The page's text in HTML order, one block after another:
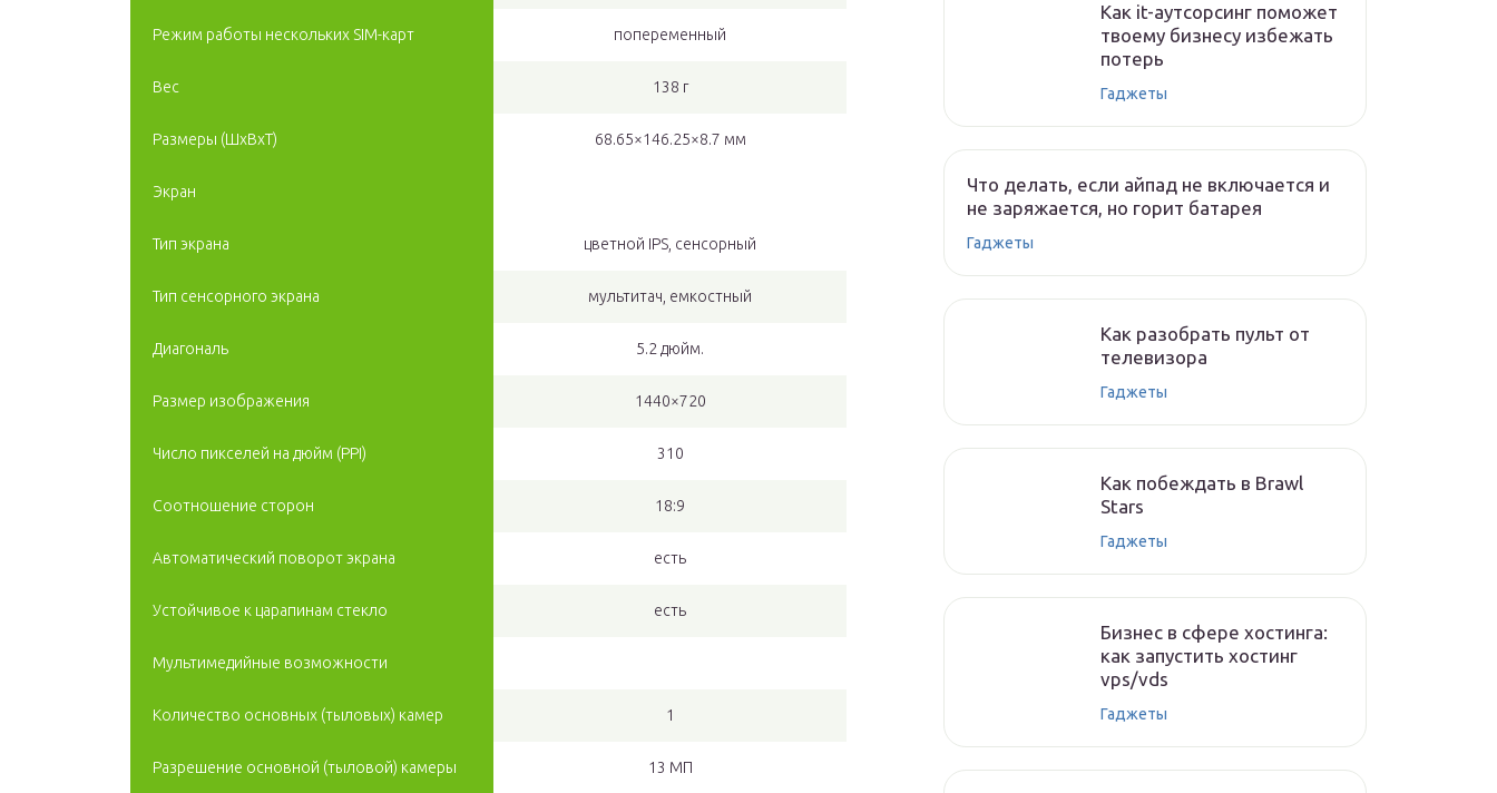
Режим работы нескольких SIM-карт попеременный
Вес 138 г
Размеры (ШxВxТ) 68.65×146.25×8.7 мм
Экран
Тип экрана цветной IPS, сенсорный
Тип сенсорного экрана мультитач, емкостный
Диагональ 5.2 дюйм.
Размер изображения 1440×720
Число пикселей на дюйм (PPI) 310
Соотношение сторон 18:9
Автоматический поворот экрана есть
Устойчивое к царапинам стекло есть
Мультимедийные возможности
Количество основных (тыловых) камер 1
Разрешение основной (тыловой) камеры 13 МП
Как it-аутсорсинг поможет
твоему бизнесу избежать
потерь
Гаджеты
Что делать, если айпад не включается и
не заряжается, но горит батарея
Гаджеты
Как разобрать пульт от
телевизора
Гаджеты
Как побеждать в Brawl
Stars
Гаджеты
Бизнес в сфере хостинга:
как запустить хостинг
vps/vds
Гаджеты